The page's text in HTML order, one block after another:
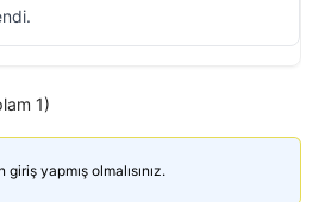
1)
yapmış olmalısınız.